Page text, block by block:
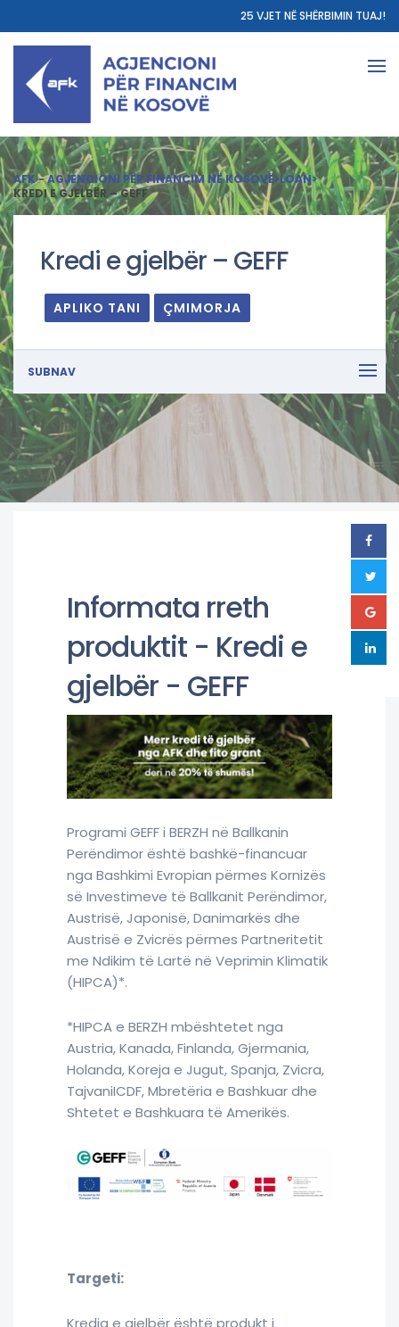
25 VJET NË SHËRBIMIN TUAJ!
AFK - AGJENCIONI PËR FINANCIM NË KOSOVË>LOAN>
KREDI E GJELBËR – GEFF
Kredi e gjelbër – GEFF
APLIKO TANI ÇMIMORJA
SUBNAV
Informata rreth
produktit - Kredi e
gjelbër - GEFF
Programi GEFF i BERZH në Ballkanin
Perëndimor është bashkë-financuar
nga Bashkimi Evropian përmes Kornizës
së Investimeve të Ballkanit Perëndimor,
Austrisë, Japonisë, Danimarkës dhe
Austrisë e Zvicrës përmes Partneritetit
me Ndikim të Lartë në Veprimin Klimatik
(HIPCA)*.
*HIPCA e BERZH mbështetet nga
Austria, Kanada, Finlanda, Gjermania,
Holanda, Koreja e Jugut, Spanja, Zvicra,
TajvaniICDF, Mbretëria e Bashkuar dhe
Shtetet e Bashkuara të Amerikës.
Targeti:
Kredia e gjelbër është produkt i